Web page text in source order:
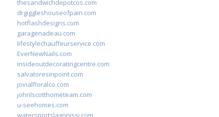
thesandwichdepotcos.com
drgiggleshouseofpain.com
hotflashdesigns.com
garagenadeau.com
lifestylechauffeurservice.com
EverNewNails.com
insideoutdecoratingcentre.com
salvatoresinpoint.com
jovialfloralco.com
johnlscotthometeam.com
u-seehomes.com
watersportslagonissi.com